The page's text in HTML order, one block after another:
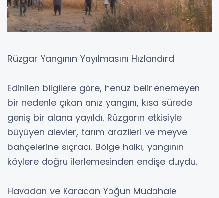
Rüzgar Yangının Yayılmasını Hızlandırdı
Edinilen bilgilere göre, henüz belirlenemeyen
bir nedenle çıkan anız yangını, kısa sürede
geniş bir alana yayıldı. Rüzgarın etkisiyle
büyüyen alevler, tarım arazileri ve meyve
bahçelerine sıçradı. Bölge halkı, yangının
köylere doğru ilerlemesinden endişe duydu.
Havadan ve Karadan Yoğun Müdahale